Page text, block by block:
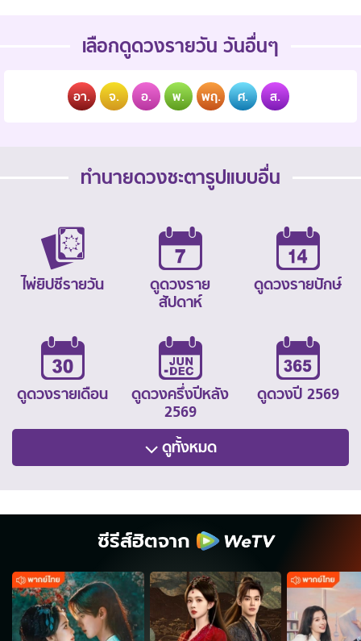
เลือกดูดวงรายวัน วันอื่นๆ
อา. จ. อ. พ. พฤ. ศ. ส.
ทำนายดวงชะตารูปแบบอื่น
ไพ่ยิปซีรายวัน
ดูดวงราย
สัปดาห์
ดูดวงรายปักษ์
ดูดวงรายเดือน
ดูดวงครึ่งปีหลัง
2569
ดูดวงปี 2569
ดูทั้งหมด
ซีรีส์ฮิตจาก